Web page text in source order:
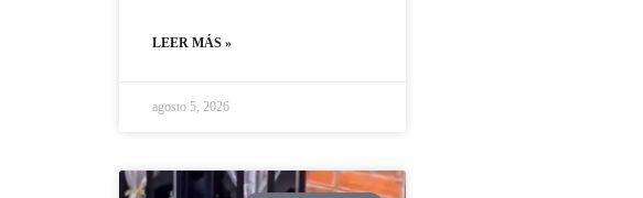
LEER MÁS »
agosto 5, 2026